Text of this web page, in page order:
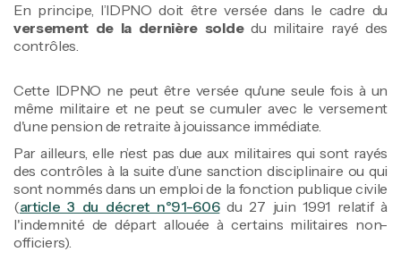
En principe, l’IDPNO doit être versée dans le cadre du
versement de la dernière soldedu militaire rayé des
contrôles.
Cette IDPNO ne peut être versée qu'une seule fois à un
même militaire et ne peut se cumuler avec le versement
d'une pension de retraite à jouissance immédiate.
Par ailleurs, elle n’est pas due aux militaires qui sont rayés
des contrôles à la suite d’une sanction disciplinaire ou qui
sont nommés dans un emploi de la fonction publique civile
(article 3 du décret n°91-606du 27 juin 1991 relatif à
l'indemnité de départ allouée à certains militaires non-
officiers).